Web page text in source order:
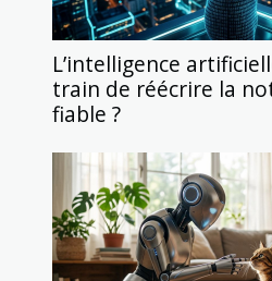
L’intelligence
train de réécrire la
fiable ?